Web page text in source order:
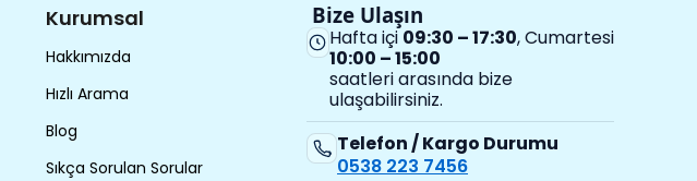
Kurumsal
Hakkımızda
Hızlı Arama
Blog
Sıkça Sorulan Sorular
Bize Ulaşın
Hafta içi 09:30 – 17:30, Cumartesi
10:00 – 15:00
saatleri arasında bize
ulaşabilirsiniz.
Telefon / Kargo Durumu
0538 223 7456